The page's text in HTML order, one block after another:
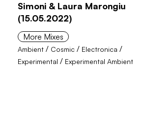
Simoni & Laura Marongiu
(15.05.2022)
More Mixes
Ambient / Cosmic / Electronica /
Experimental / Experimental Ambient